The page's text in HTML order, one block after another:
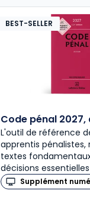
BEST-SELLER
Code pénal 2027,
L'outil de référence
apprentis pénalistes,
textes
décisions
Supplément